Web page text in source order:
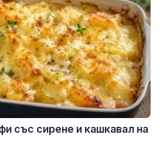
със сирене и кашкавал на